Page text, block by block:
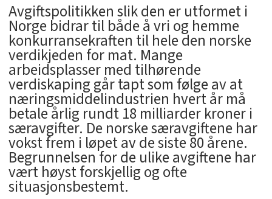
Avgiftspolitikken slik den er utformet i
Norge bidrar til både å vri og hemme
konkurransekraften til hele den norske
verdikjeden for mat. Mange
arbeidsplasser med tilhørende
verdiskaping går tapt som følge av at
næringsmiddelindustrien hvert år må
betale årlig rundt 18 milliarder kroner i
særavgifter. De norske særavgiftene har
vokst frem i løpet av de siste 80 årene.
Begrunnelsen for de ulike avgiftene har
vært høyst forskjellig og ofte
situasjonsbestemt.